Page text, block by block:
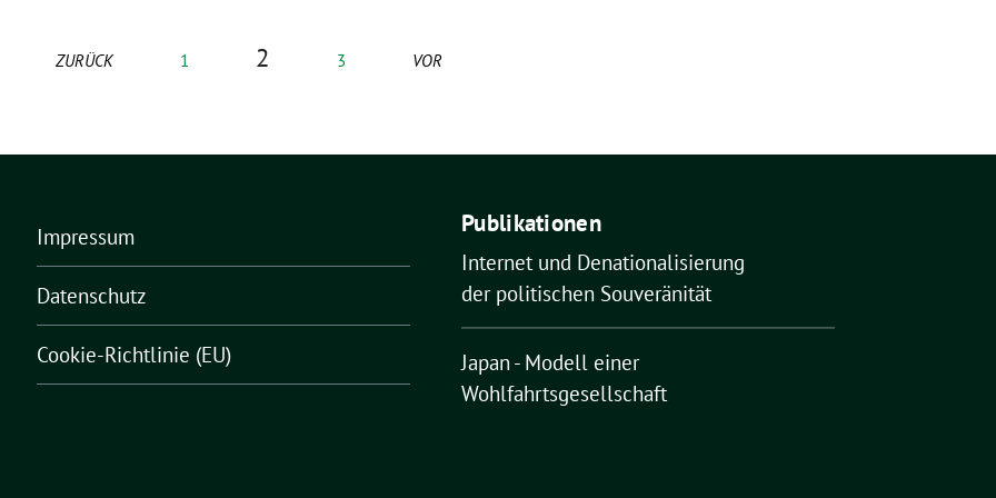
ZURÜCK 1 2 3 VOR
Impressum
Datenschutz
Cookie-Richtlinie (EU)
Publikationen
Internet und Denationalisierung
der politischen Souveränität
Japan - Modell einer
Wohlfahrtsgesellschaft